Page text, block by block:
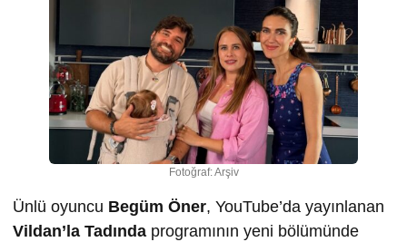
Fotoğraf: Arşiv
Ünlü oyuncu Begüm Öner, YouTube’da yayınlanan
Vildan’la Tadında programının yeni bölümünde